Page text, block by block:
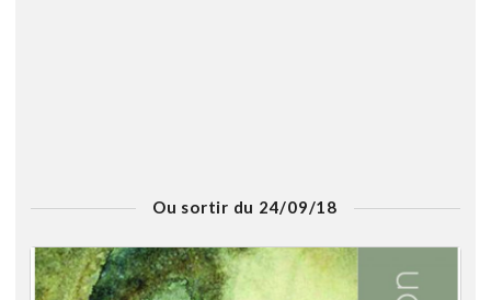
Ou sortir du 24/09/18